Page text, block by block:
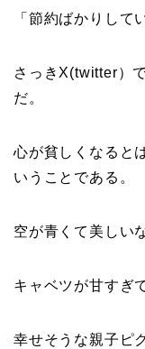
「節約ばかりして
さっきX(twitter）
だ。
心が貧しくなると
いうことである。
空が青くて美しい
キャベツが甘すぎ
幸せそうな親子ピ